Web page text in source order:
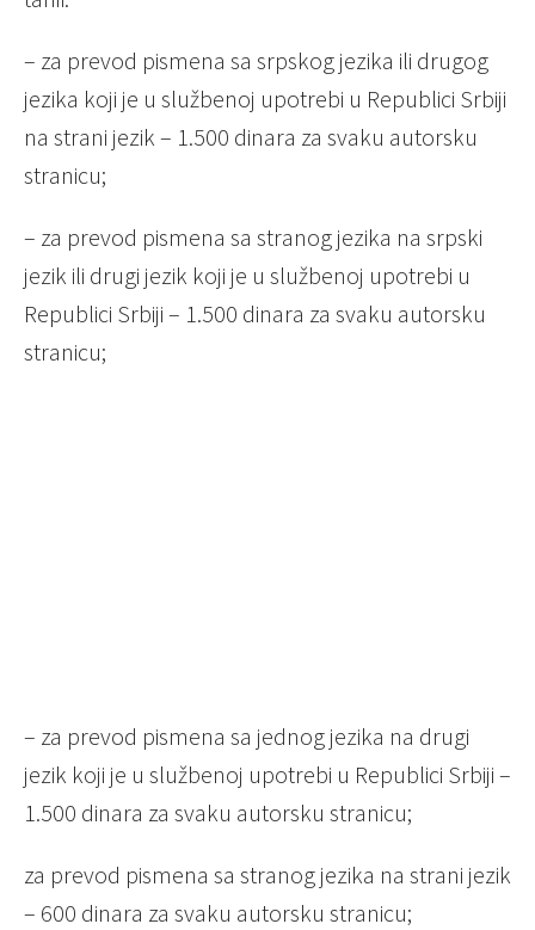
– za prevod pismena sa srpskog jezika ili drugog
jezika koji je u službenoj upotrebi u Republici Srbiji
na strani jezik – 1.500 dinara za svaku autorsku
stranicu;
– za prevod pismena sa stranog jezika na srpski
jezik ili drugi jezik koji je u službenoj upotrebi u
Republici Srbiji – 1.500 dinara za svaku autorsku
stranicu;
– za prevod pismena sa jednog jezika na drugi
jezik koji je u službenoj upotrebi u Republici Srbiji –
1.500 dinara za svaku autorsku stranicu;
za prevod pismena sa stranog jezika na strani jezik
– 600 dinara za svaku autorsku stranicu;